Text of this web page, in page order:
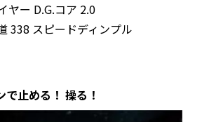
ヤー D.G.コア 2.0
338 スピードディンプル
で止める！ 操る！